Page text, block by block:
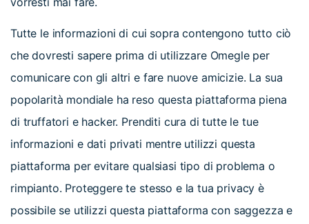
Tutte le informazioni di cui sopra contengono tutto ciò
che dovresti sapere prima di utilizzare Omegle per
comunicare con gli altri e fare nuove amicizie. La sua
popolarità mondiale ha reso questa piattaforma piena
di truffatori e hacker. Prenditi cura di tutte le tue
informazioni e dati privati mentre utilizzi questa
piattaforma per evitare qualsiasi tipo di problema o
rimpianto. Proteggere te stesso e la tua privacy è
possibile se utilizzi questa piattaforma con saggezza e